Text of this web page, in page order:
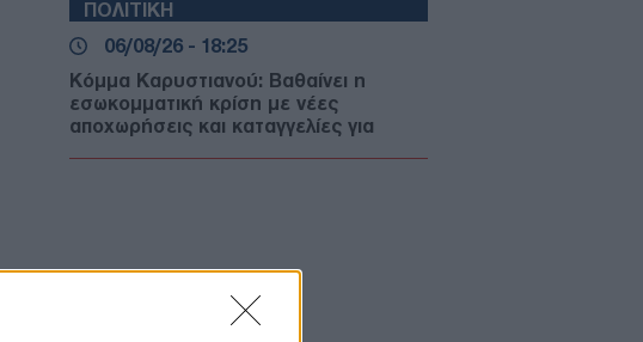
ΠΟΛΙΤΙΚΗ
06/08/26 - 18:25
Κόμμα Καρυστιανού: Βαθαίνει η
εσωκομματική κρίση με νέες
αποχωρήσεις και καταγγελίες για
διαπραγματεύσεις με το Ιράν — «Είναι